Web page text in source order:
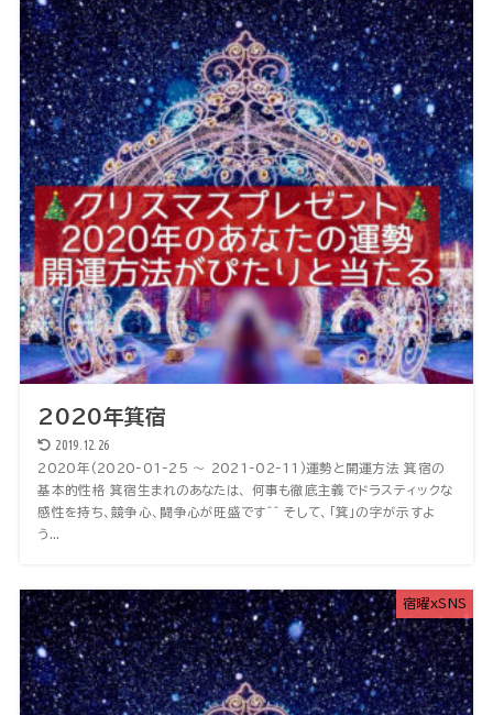
2020年箕宿
2019.12.26
2020年(2020-01-25 〜 2021-02-11)運勢と開運方法 箕宿の
基本的性格 箕宿生まれのあなたは、 何事も徹底主義でドラスティックな
感性を持ち、競争心、闘争心が旺盛です^^ そして、「箕」の字が示すよ
う...
宿曜xSNS